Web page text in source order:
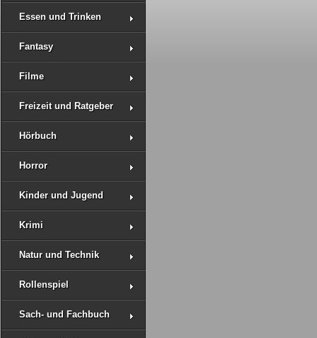
Essen und Trinken
Fantasy
Filme
Freizeit und Ratgeber
Hörbuch
Horror
Kinder und Jugend
Krimi
Natur und Technik
Rollenspiel
Sach- und Fachbuch